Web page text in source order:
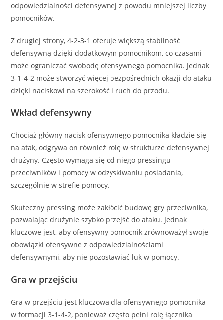
odpowiedzialności defensywnej z powodu mniejszej liczby
pomocników.
Z drugiej strony, 4-2-3-1 oferuje większą stabilność
defensywną dzięki dodatkowym pomocnikom, co czasami
może ograniczać swobodę ofensywnego pomocnika. Jednak
3-1-4-2 może stworzyć więcej bezpośrednich okazji do ataku
dzięki naciskowi na szerokość i ruch do przodu.
Wkład defensywny
Chociaż główny nacisk ofensywnego pomocnika kładzie się
na atak, odgrywa on również rolę w strukturze defensywnej
drużyny. Często wymaga się od niego pressingu
przeciwników i pomocy w odzyskiwaniu posiadania,
szczególnie w strefie pomocy.
Skuteczny pressing może zakłócić budowę gry przeciwnika,
pozwalając drużynie szybko przejść do ataku. Jednak
kluczowe jest, aby ofensywny pomocnik zrównoważył swoje
obowiązki ofensywne z odpowiedzialnościami
defensywnymi, aby nie pozostawiać luk w pomocy.
Gra w przejściu
Gra w przejściu jest kluczowa dla ofensywnego pomocnika
w formacji 3-1-4-2, ponieważ często pełni rolę łącznika